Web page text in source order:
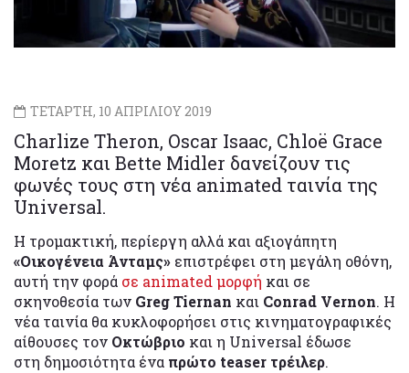
ΤΕΤΑΡΤΗ, 10 ΑΠΡΙΛΙΟΥ 2019
Charlize Theron, Oscar Isaac, Chloë Grace
Moretz και Bette Midler δανείζουν τις
φωνές τους στη νέα animated ταινία της
Universal.
Η τρομακτική, περίεργη αλλά και αξιογάπητη
«Οικογένεια Άνταμς» επιστρέφει στη μεγάλη οθόνη,
αυτή την φορά σε animated μορφή και σε
σκηνοθεσία των Greg Tiernan και Conrad Vernon. Η
νέα ταινία θα κυκλοφορήσει στις κινηματογραφικές
αίθουσες τον Οκτώβριο και η Universal έδωσε
στη δημοσιότητα ένα πρώτο teaser τρέιλερ.